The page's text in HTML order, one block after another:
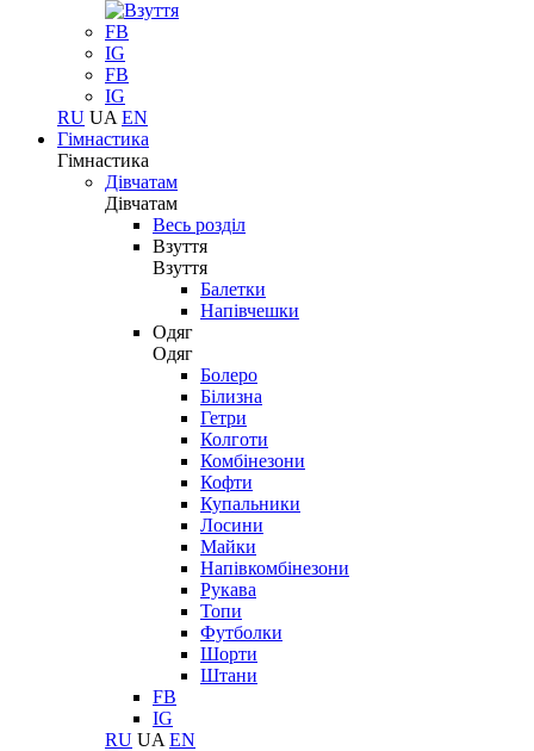
FB
IG
FB
IG
RU UA EN
Гімнастика
Гімнастика
Дівчатам
Дівчатам
Весь розділ
Взуття
Взуття
Балетки
Напівчешки
Одяг
Одяг
Болеро
Білизна
Гетри
Колготи
Комбінезони
Кофти
Купальники
Лосини
Майки
Напівкомбінезони
Рукава
Топи
Футболки
Шорти
Штани
FB
IG
RU UA EN